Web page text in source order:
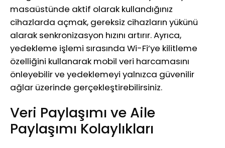
masaüstünde aktif olarak kullandığınız
cihazlarda açmak, gereksiz cihazların yükünü
alarak senkronizasyon hızını artırır. Ayrıca,
yedekleme işlemi sırasında Wi-Fi’ye kilitleme
özelliğini kullanarak mobil veri harcamasını
önleyebilir ve yedeklemeyi yalnızca güvenilir
ağlar üzerinde gerçekleştirebilirsiniz.
Veri Paylaşımı ve Aile
Paylaşımı Kolaylıkları